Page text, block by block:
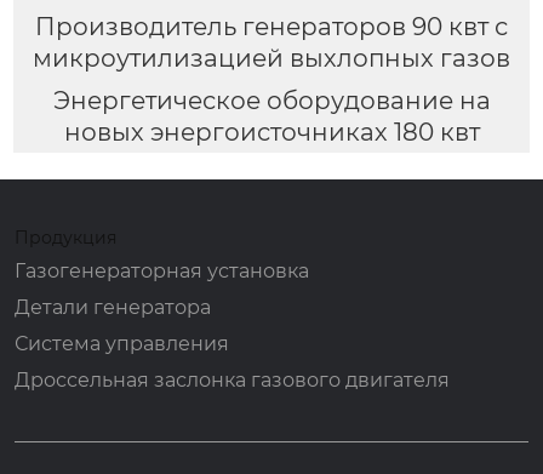
Производитель генераторов 90 квт с
микроутилизацией выхлопных газов
Энергетическое оборудование на
новых энергоисточниках 180 квт
Продукция
Газогенераторная установка
Детали генератора
Система управления
Дроссельная заслонка газового двигателя